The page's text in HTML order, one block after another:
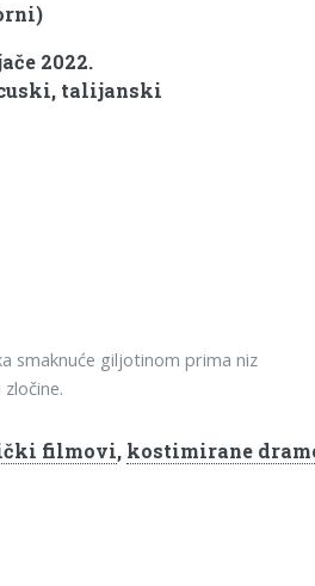
2022.
talijanski
smaknuće giljotinom prima niz
filmovi, kostimirane